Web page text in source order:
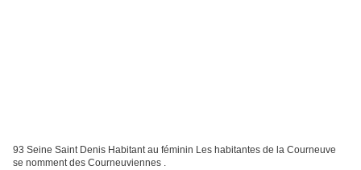
93 Seine Saint Denis Habitant au féminin Les habitantes de la Courneuve
se nomment des Courneuviennes .